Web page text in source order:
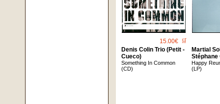
15.00€ 🛒
Denis Colin Trio (Petit -
Cueco)
Something In Common
(CD)
Martial
Stéphane
Happy
(LP)